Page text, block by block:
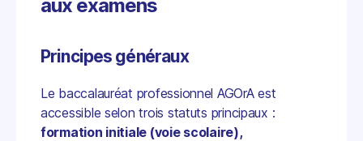
aux examens
Principes généraux
Le baccalauréat professionnel AGOrA est
accessible selon trois statuts principaux :
formation initiale (voie scolaire),